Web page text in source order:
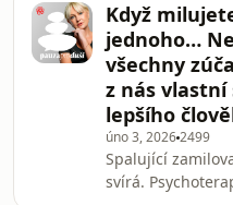
v podcastu
proč nehledáme
proč je
proč je vztah
než partie šachů.
Když
jednoho…
všechny
z nás
lepšího
úno 3, 20262499
Spalující
svírá.